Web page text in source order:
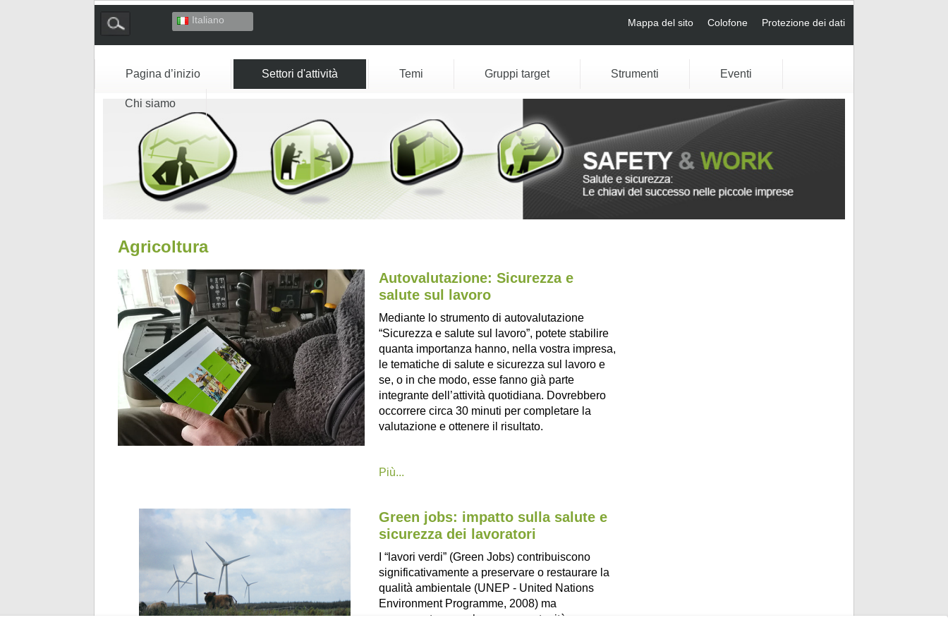
Español
Italiano Mappa del sito Colofone Protezione dei dati
Pagina d’inizio Settori d'attività Temi Gruppi target Strumenti Eventi
Chi siamo
Agricoltura
Autovalutazione: Sicurezza e
salute sul lavoro
Mediante lo strumento di autovalutazione
“Sicurezza e salute sul lavoro”, potete stabilire
quanta importanza hanno, nella vostra impresa,
le tematiche di salute e sicurezza sul lavoro e
se, o in che modo, esse fanno già parte
integrante dell’attività quotidiana. Dovrebbero
occorrere circa 30 minuti per completare la
valutazione e ottenere il risultato.
Più...
Green jobs: impatto sulla salute e
sicurezza dei lavoratori
I “lavori verdi” (Green Jobs) contribuiscono
significativamente a preservare o restaurare la
qualità ambientale (UNEP - United Nations
Environment Programme, 2008) ma
rappresentano anche una opportunità per